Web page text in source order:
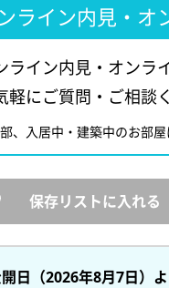
ライン内見・オ
ライン内見・オンラ
軽にご質問・ご相談
、入居中・建築中のお部
保存リストに入れる
日（2026年8月7日）よ